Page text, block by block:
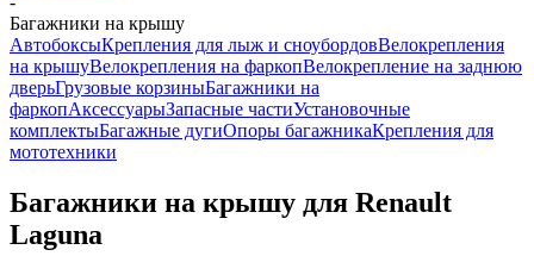
Багажники на крышу
АвтобоксыКрепления для лыж и сноубордовВелокрепления
на крышуВелокрепления на фаркопВелокрепление на заднюю
дверьГрузовые корзиныБагажники на
фаркопАксессуарыЗапасные частиУстановочные
комплектыБагажные дугиОпоры багажникаКрепления для
мототехники
Багажники на крышу для Renault
Laguna